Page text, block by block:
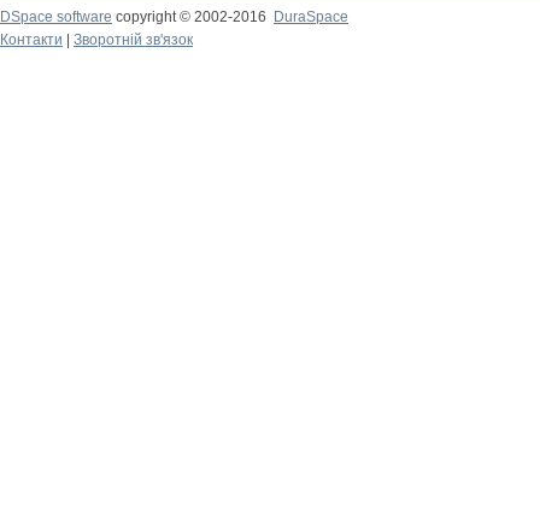
DSpace software copyright © 2002-2016
DuraSpace
Контакти
Зворотній зв'язок